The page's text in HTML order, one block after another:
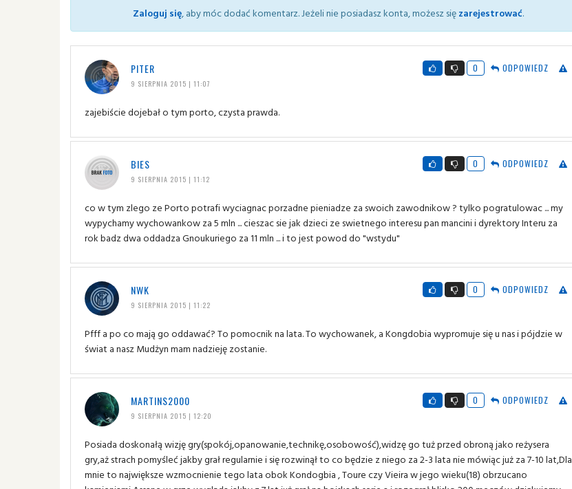
Zaloguj się, aby móc dodać komentarz. Jeżeli nie posiadasz konta, możesz sięzarejestrować.
PITER
9 SIERPNIA 2015 | 11:07
0 ODPOWIEDZ
zajebiście dojebał o tym porto, czysta prawda.
BIES
9 SIERPNIA 2015 | 11:12
0 ODPOWIEDZ
co w tym zlego ze Porto potrafi wyciagnac porzadne pieniadze za swoich zawodnikow ? tylko pogratulowac ... my
wypychamy wychowankow za 5 mln ... cieszac sie jak dzieci ze swietnego interesu pan mancini i dyrektory Interu za
rok badz dwa oddadza Gnoukuriego za 11 mln ... i to jest powod do "wstydu"
NWK
9 SIERPNIA 2015 | 11:22
0 ODPOWIEDZ
Pfff a po co mają go oddawać? To pomocnik na lata. To wychowanek, a Kongdobia wypromuje się u nas i pójdzie w
świat a nasz Mudżyn mam nadzieję zostanie.
MARTINS2000
9 SIERPNIA 2015 | 12:20
0 ODPOWIEDZ
Posiada doskonałą wizję gry(spokój,opanowanie,technikę,osobowość),widzę go tuż przed obroną jako reżysera
gry,aż strach pomyśleć jakby grał regularnie i się rozwinął to co będzie z niego za 2-3 lata nie mówiąc już za 7-10 lat,Dla
mnie to największe wzmocnienie tego lata obok Kondogbia , Toure czy Vieira w jego wieku(18) obrzucano